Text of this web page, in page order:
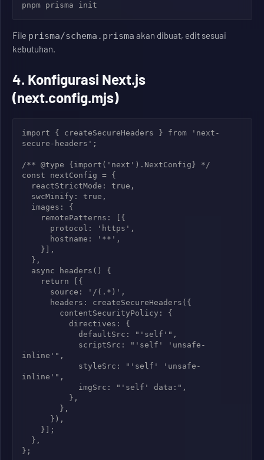
pnpm prisma init
File prisma/schema.prisma akan dibuat, edit sesuai
kebutuhan.
4. Konfigurasi Next.js
(next.config.mjs)
import { createSecureHeaders } from 'next-
secure-headers';
/** @type {import('next').NextConfig} */
const nextConfig = {
inline'",
inline'",
};